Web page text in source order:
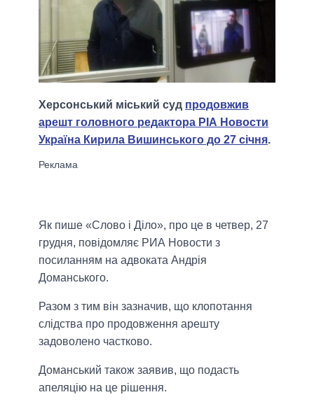
Херсонський міський суд продовжив
арешт головного редактора РІА Новости
Україна Кирила Вишинського до 27 січня.
Як пише «Слово і Діло», про це в четвер, 27
грудня, повідомляє РИА Новости з
посиланням на адвоката Андрія
Доманського.
Разом з тим він зазначив, що клопотання
слідства про продовження арешту
задоволено частково.
Доманський також заявив, що подасть
апеляцію на це рішення.